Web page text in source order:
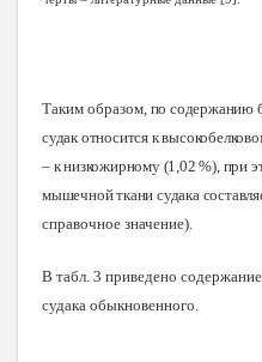
Таким образом , по содержанию
судак относится к
– к низкожирному (1,02 %), при
мышечной ткани судака
справочное значение).
В табл. 3 приведено
судака обыкновенного